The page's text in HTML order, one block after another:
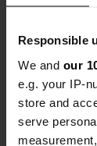
Responsible
We and our
e.g. your IP-
store and
serve
Kontakt
Standort